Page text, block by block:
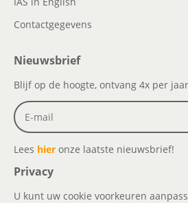
Contactgegevens
Nieuwsbrief
Blijf op de hoogte, ontvang 4x per
Lees hier onze laatste nieuwsbrief!
Privacy
U kunt uw cookie voorkeuren